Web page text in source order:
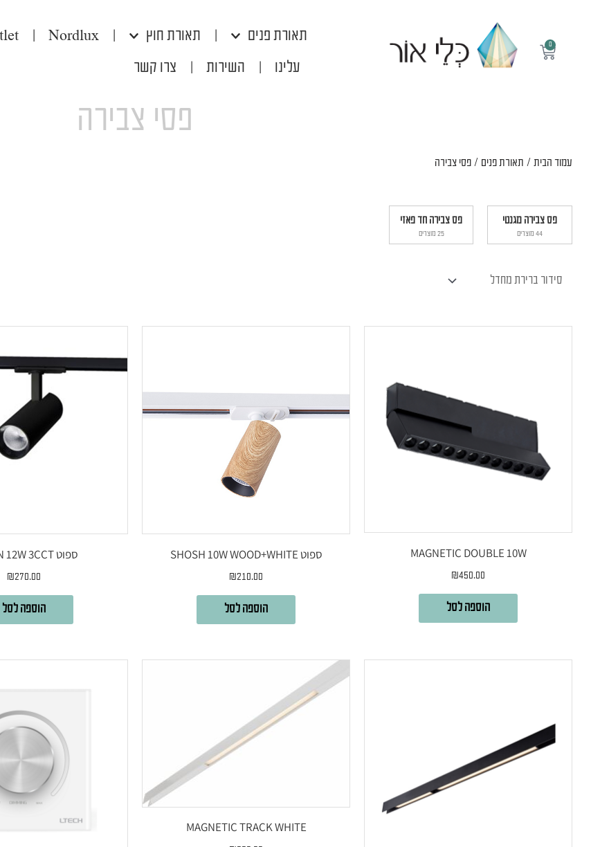
0
עגלת
תאורת פנים תאורת חוץ Nordlux
עלינו
השירות צרו קשר
פסי צבירה
עמוד הבית / תאורת פנים / פסי צבירה
פס צבירה מגנטי
44 מוצרים
פס צבירה חד פאזי
25 מוצרים
MAGNETIC DOUBLE 10W
₪450.00
הוספה לסל
ספוט SHOSH 10W WOOD+WHITE
₪210.00
הוספה לסל
ספוט YARON 12W 3CCT
₪270.00
הוספה לסל
MAGNETIC TRACK WHITE